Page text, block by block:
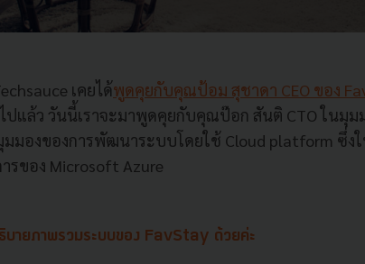
เคยได้พูดคุยกับคุณป้อม สุชาดา CEO ของ
ปแล้ว วันนี้เราจะมาพูดคุยกับคุณป๊อก สันติ CTO ในมุ
มมองของการพัฒนาระบบโดยใช้ Cloud platform ซึ่ง
รของ Microsoft Azure
ายภาพรวมระบบของ FavStay ด้วยค่ะ